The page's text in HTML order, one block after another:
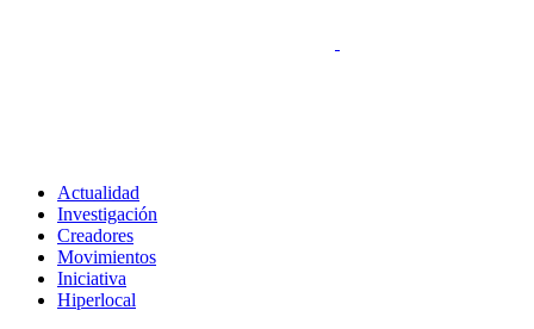
Actualidad
Investigación
Creadores
Movimientos
Iniciativa
Hiperlocal